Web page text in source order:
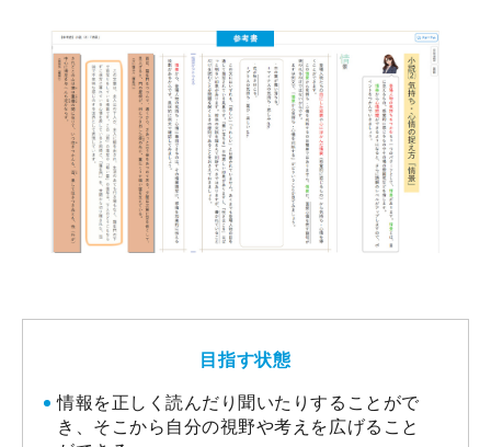
目指す状態
情報を正しく読んだり聞いたりすることがで
き、そこから自分の視野や考えを広げること